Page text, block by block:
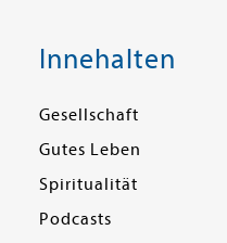
Innehalten
Gesellschaft
Gutes Leben
Spiritualität
Podcasts